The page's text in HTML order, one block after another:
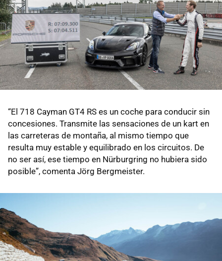
“El 718 Cayman GT4 RS es un coche para conducir sin
concesiones. Transmite las sensaciones de un kart en
las carreteras de montaña, al mismo tiempo que
resulta muy estable y equilibrado en los circuitos. De
no ser así, ese tiempo en Nürburgring no hubiera sido
posible”, comenta Jörg Bergmeister.